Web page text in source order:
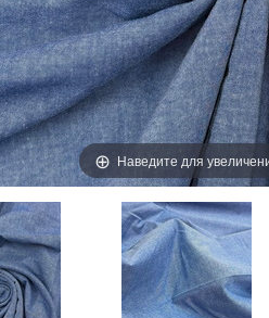
Наведите для